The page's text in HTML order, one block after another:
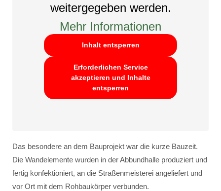
weitergegeben werden.
Mehr Informationen
Inhalt entsperren
Erforderlichen Service
akzeptieren und Inhalte
entsperren
Das besondere an dem Bauprojekt war die kurze Bauzeit.
Die Wandelemente wurden in der Abbundhalle produziert und
fertig konfektioniert, an die Straßenmeisterei angeliefert und
vor Ort mit dem Rohbaukörper verbunden.